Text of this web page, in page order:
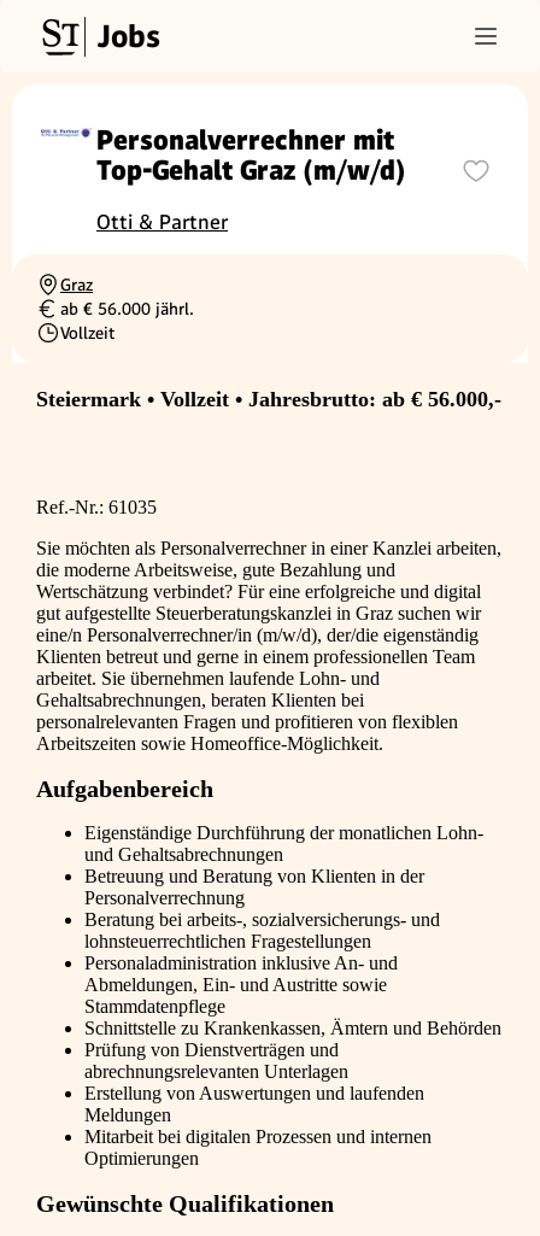
Jobs
Personalverrechner mit
Top-Gehalt Graz (m/w/d)
Otti & Partner
Ortschaft
Graz
Gehalt
ab € 56.000 jährl.
Beschäftigungsart
Vollzeit
Steiermark • Vollzeit • Jahresbrutto: ab € 56.000,-
Ref.-Nr.: 61035
Sie möchten als Personalverrechner in einer Kanzlei arbeiten,
die moderne Arbeitsweise, gute Bezahlung und
Wertschätzung verbindet? Für eine erfolgreiche und digital
gut aufgestellte Steuerberatungskanzlei in Graz suchen wir
eine/n Personalverrechner/in (m/w/d), der/die eigenständig
Klienten betreut und gerne in einem professionellen Team
arbeitet. Sie übernehmen laufende Lohn- und
Gehaltsabrechnungen, beraten Klienten bei
personalrelevanten Fragen und profitieren von flexiblen
Arbeitszeiten sowie Homeoffice-Möglichkeit.
Aufgabenbereich
Eigenständige Durchführung der monatlichen Lohn-
und Gehaltsabrechnungen
Betreuung und Beratung von Klienten in der
Personalverrechnung
Beratung bei arbeits-, sozialversicherungs- und
lohnsteuerrechtlichen Fragestellungen
Personaladministration inklusive An- und
Abmeldungen, Ein- und Austritte sowie
Stammdatenpflege
Schnittstelle zu Krankenkassen, Ämtern und Behörden
Prüfung von Dienstverträgen und
abrechnungsrelevanten Unterlagen
Erstellung von Auswertungen und laufenden
Meldungen
Mitarbeit bei digitalen Prozessen und internen
Optimierungen
Gewünschte Qualifikationen